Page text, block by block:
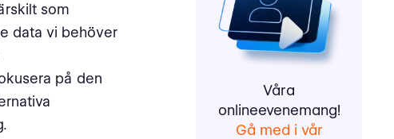
som
data vi behöver
på den
Våra
onlineevenemang!
Gå med i vår